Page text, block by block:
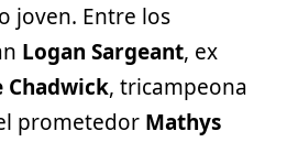
joven. Entre los
Logan Sargeant, ex
Chadwick, tricampeona
prometedor Mathys